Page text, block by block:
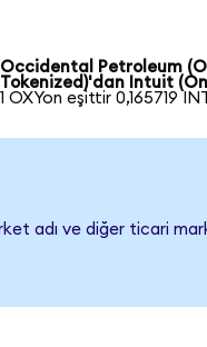
Occidental Petroleum
Tokenized)'dan Intuit
1 OXYon eşittir 0,165719
adı ve diğer ticari